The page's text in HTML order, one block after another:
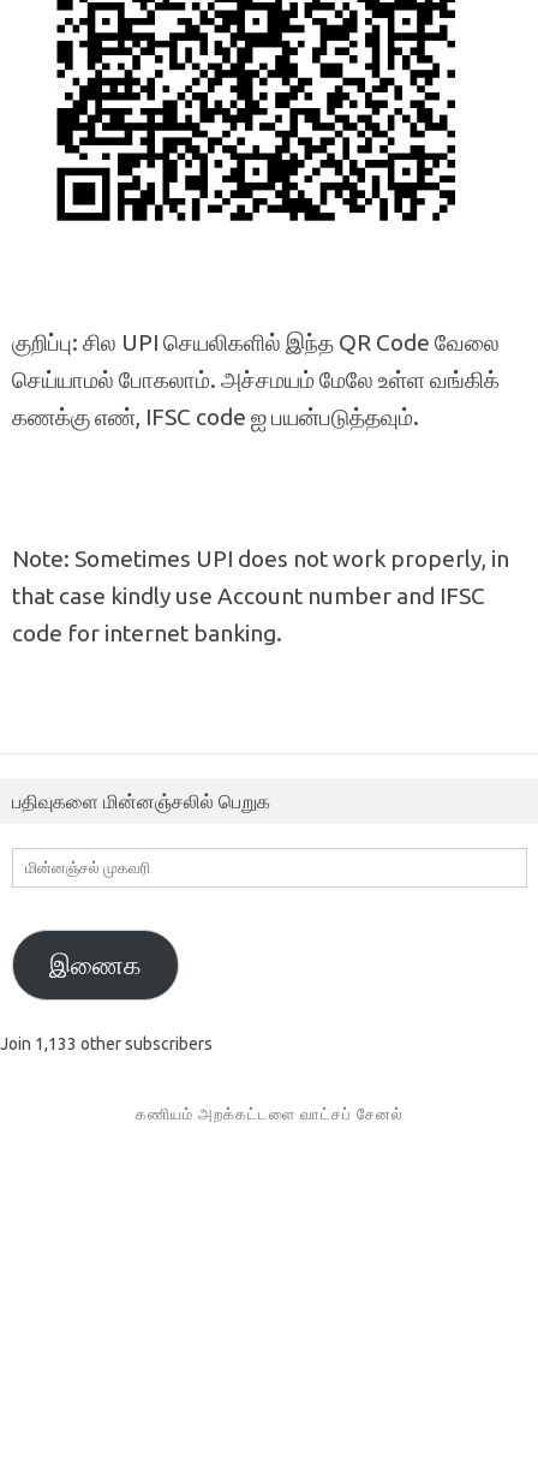
குறிப்பு: சில UPI செயலிகளில் இந்த QR Code வேலை
செய்யாமல் போகலாம். அச்சமயம் மேலே உள்ள வங்கிக்
கணக்கு எண், IFSC code ஐ பயன்படுத்தவும்.
Note: Sometimes UPI does not work properly, in
that case kindly use Account number and IFSC
code for internet banking.
பதிவுகளை மின்னஞ்சலில் பெறுக
மின்னஞ்சல்
முகவரி
இணைக
Join 1,133 other subscribers
கணியம் அறக்கட்டளை வாட்சப் சேனல்